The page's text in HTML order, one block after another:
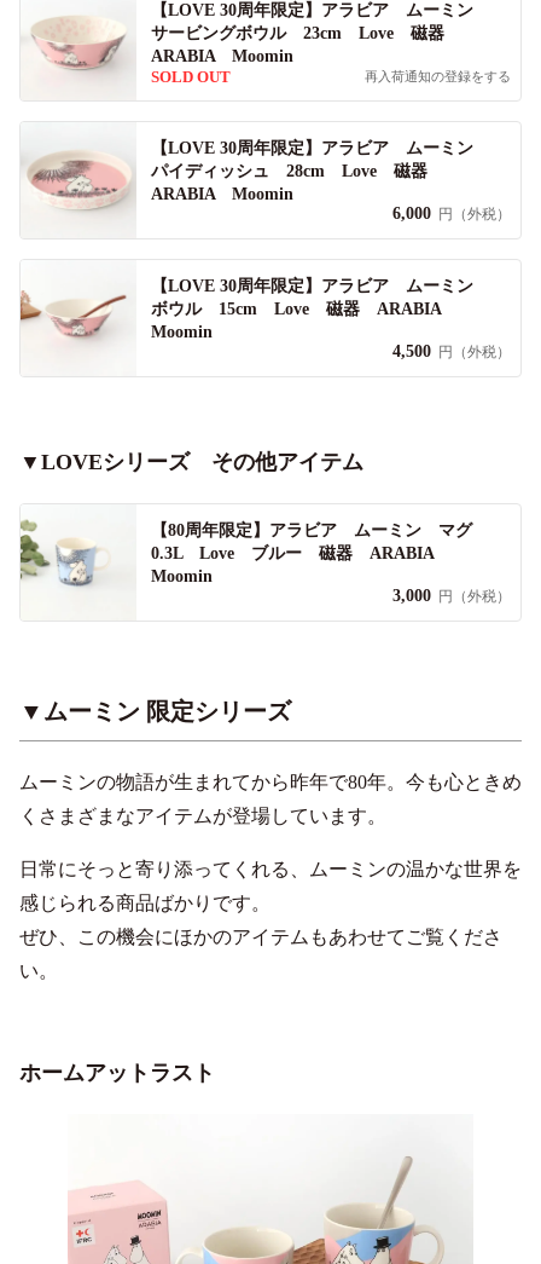
【LOVE 30周年限定】アラビア ムーミン
サービングボウル 23cm Love 磁器
ARABIA Moomin
SOLD OUT
再入荷通知の登録をする
【LOVE 30周年限定】アラビア ムーミン
パイディッシュ 28cm Love 磁器
ARABIA Moomin
6,000 円（外税）
【LOVE 30周年限定】アラビア ムーミン
ボウル 15cm Love 磁器 ARABIA
Moomin
4,500 円（外税）
▼LOVEシリーズ その他アイテム
【80周年限定】アラビア ムーミン マグ
0.3L Love ブルー 磁器 ARABIA
Moomin
3,000 円（外税）
▼ムーミン 限定シリーズ
ムーミンの物語が生まれてから昨年で80年。今も心ときめ
くさまざまなアイテムが登場しています。
日常にそっと寄り添ってくれる、ムーミンの温かな世界を
感じられる商品ばかりです。
ぜひ、この機会にほかのアイテムもあわせてご覧くださ
い。
ホームアットラスト